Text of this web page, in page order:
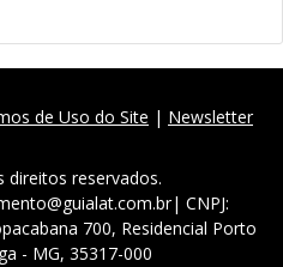
de Uso do Site | Newsletter
reservados.
CNPJ:
700, Residencial Porto
- MG, 35317-000